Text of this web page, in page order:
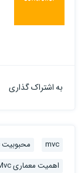
به اشتراک گذاری
mvc محبوبیت Mvc
اهمیت معماری Mvc